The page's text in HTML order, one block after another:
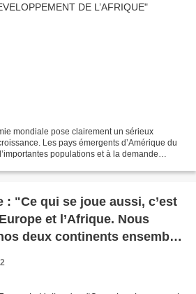
mondiale pose clairement un sérieux
Les pays émergents d’Amérique du
populations et à la demande
: "Ce qui se joue aussi, c’est
et l’Afrique. Nous
deux continents ensemble